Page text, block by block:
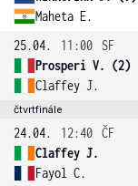
Maheta E.
25.04.
11:00
SF
Prosperi V. (2)
Claffey J.
čtvrtfinále
24.04. 12:40 ČF
Claffey J.
Fayol C.